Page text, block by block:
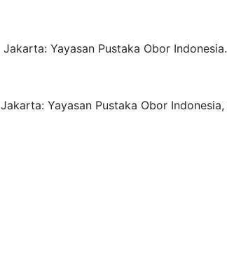
Jakarta: Yayasan Pustaka Obor Indonesia.
Jakarta: Yayasan Pustaka Obor Indonesia,